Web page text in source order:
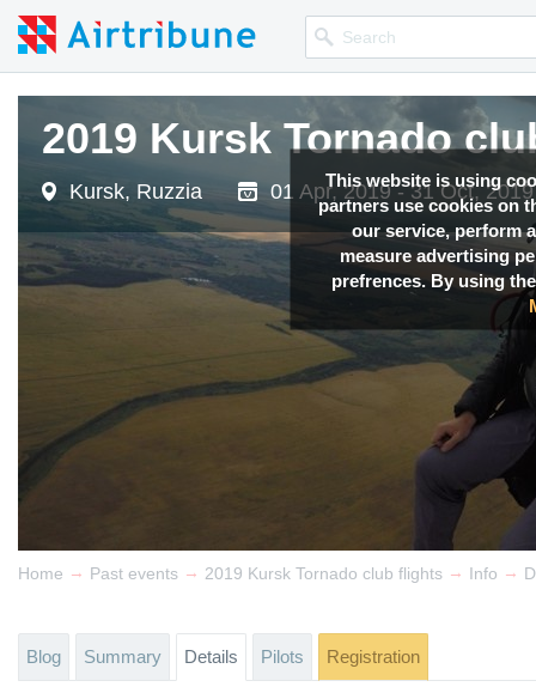
This website is using
partners use cookies on
our service, perform
measure advertising
prefrences. By using
2019 Kursk Tornado
Kursk, Ruzzia 01 Apr, 2019 - 31 Oct, 2019
Home → Past events → 2019 Kursk Tornado club flights → Info →
Blog Summary Details Pilots Registration